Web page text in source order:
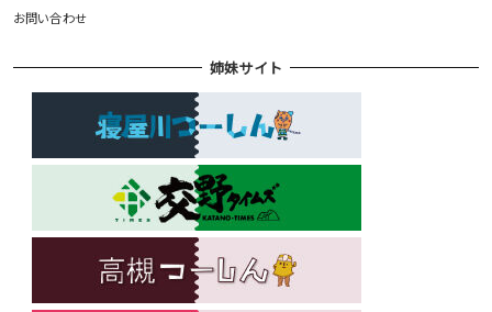
お問い合わせ
姉妹サイト